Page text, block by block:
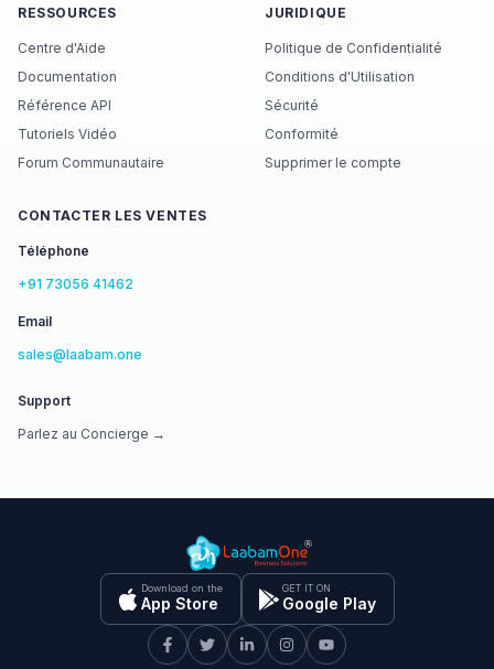
RESSOURCES
Centre d'Aide
Documentation
Référence API
Tutoriels Vidéo
Forum Communautaire
JURIDIQUE
Politique de Confidentialité
Conditions d'Utilisation
Sécurité
Conformité
Supprimer le compte
CONTACTER LES VENTES
Téléphone
+91 73056 41462
Email
sales@laabam.one
Support
Parlez au Concierge →
Download on the
App Store
GET IT ON
Google Play